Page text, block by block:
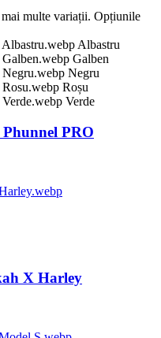
mai multe variații. Opțiunile
Albastru
Galben
Negru
Roșu
Verde
PRO
X Harley